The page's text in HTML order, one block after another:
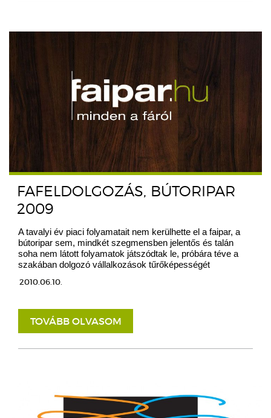
FAFELDOLGOZÁS, BÚTORIPAR
2009
A tavalyi év piaci folyamatait nem kerülhette el a faipar, a
bútoripar sem, mindkét szegmensben jelentős és talán
soha nem látott folyamatok játszódtak le, próbára téve a
szakában dolgozó vállalkozások tűrőképességét
2010.06.10.
TOVÁBB OLVASOM